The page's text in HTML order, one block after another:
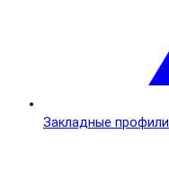
Закладные профили